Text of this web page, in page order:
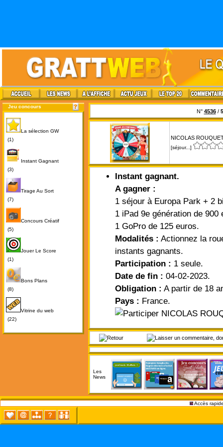
Jeu concours
La sélection GW
(1)
Instant Gagnant
(3)
Tirage Au Sort
(7)
Concours Créatif
(5)
Jouer Le Score
(1)
Bons Plans
(8)
Vitrine du web
(22)
N° 4536/
NICOLAS
[séjour...]
Instant gagnant.
A gagner :
1 séjour à Europa Park + 2
1 iPad 9e génération de 900
1 GoPro de 125 euros.
Modalités : Actionnez la
instants gagnants.
Participation : 1 seule.
Date de fin : 04-02-2023.
Obligation : A partir de 18
Pays : France.
Les
News
Accès